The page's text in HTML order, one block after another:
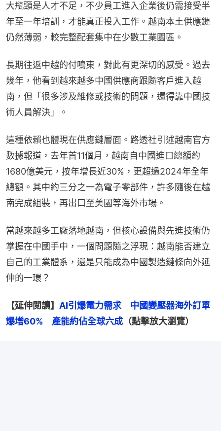
大瓶頸是人才不足，不少員工進入企業後仍需接受半
年至一年培訓，才能真正投入工作。越南本土供應鏈
仍然薄弱，較完整配套集中在少數工業園區。
長期往返中越的付鳴東，對此有更深切的感受。過去
幾年，他看到越來越多中國供應商跟隨客戶進入越
南，但「很多涉及維修或技術的問題，還得靠中國技
術人員解決」。
這種依賴也體現在供應鏈層面。路透社引述越南官方
數據報道，去年首11個月，越南自中國進口總額約
1680億美元，按年增長近30%，更超過2024年全年
總額。其中約三分之一為電子零部件，許多隨後在越
南完成組裝，再出口至美國等海外市場。
當越來越多工廠落地越南，但核心設備與先進技術仍
掌握在中國手中，一個問題隨之浮現：越南能否建立
自己的工業體系，還是只能成為中國製造鏈條向外延
伸的一環？
【延伸閲讀】 AI引爆電力需求　中國變壓器海外訂單
爆增60%　產能約佔全球六成 （點擊放大瀏覽）